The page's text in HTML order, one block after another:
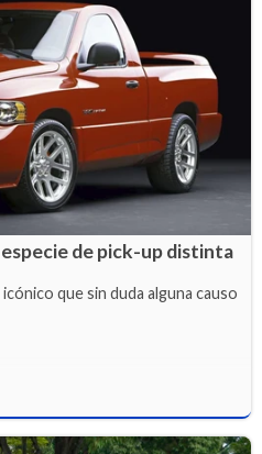
de pick-up distinta
que sin duda alguna causo